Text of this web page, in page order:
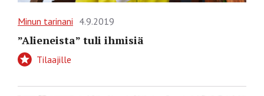
Minun tarinani 4.9.2019
”Alieneista” tuli ihmisiä
Tilaajille